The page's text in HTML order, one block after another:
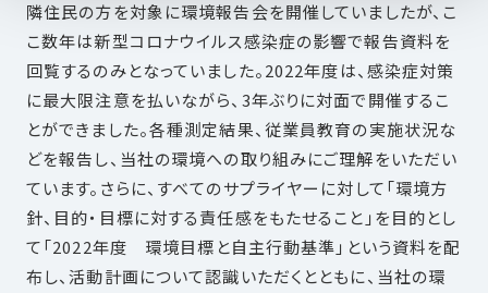
隣住民の方を対象に環境報告会を開催していましたが、こ
こ数年は新型コロナウイルス感染症の影響で報告資料を
回覧するのみとなっていました。2022年度は、感染症対策
に最大限注意を払いながら、3年ぶりに対面で開催するこ
とができました。各種測定結果、従業員教育の実施状況な
どを報告し、当社の環境への取り組みにご理解をいただい
ています。さらに、すべてのサプライヤーに対して「環境方
針、目的・目標に対する責任感をもたせること」を目的とし
て「2022年度 環境目標と自主行動基準」という資料を配
布し、活動計画について認識いただくとともに、当社の環